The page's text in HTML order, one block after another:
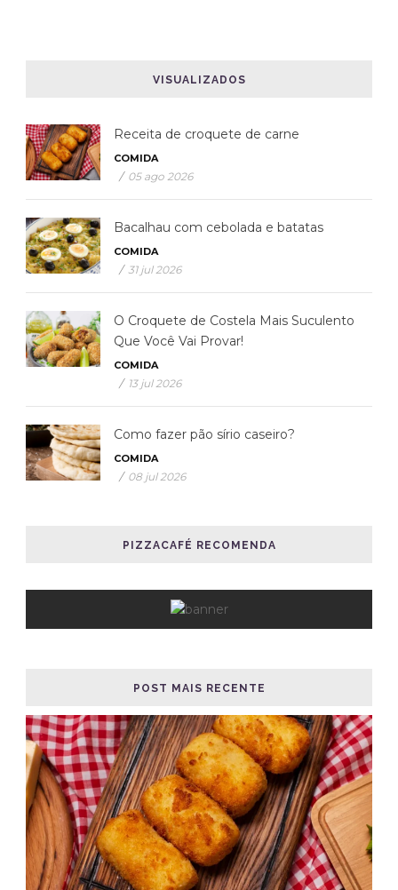
VISUALIZADOS
Receita de croquete de carne
COMIDA
/ 05 ago 2026
Bacalhau com cebolada e batatas
COMIDA
/ 31 jul 2026
O Croquete de Costela Mais Suculento
Que Você Vai Provar!
COMIDA
/ 13 jul 2026
Como fazer pão sírio caseiro?
COMIDA
/ 08 jul 2026
PIZZACAFÉ RECOMENDA
POST MAIS RECENTE